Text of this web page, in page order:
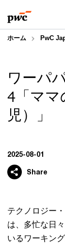
to
content
to
footer
ホーム PwC
ワーパ
4「ママ
児）」
2025-08-01
Share
テクノロジー
は、多忙な日
いるワーキン